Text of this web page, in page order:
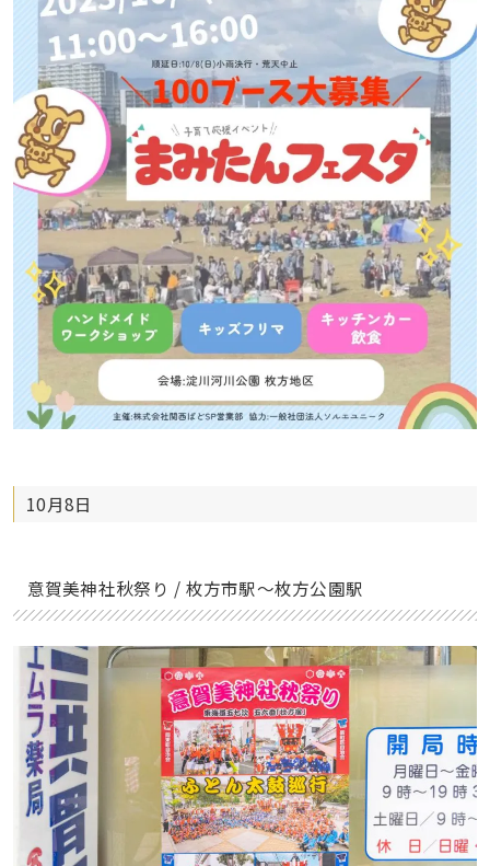
10月8日
意賀美神社秋祭り / 枚方市駅〜枚方公園駅